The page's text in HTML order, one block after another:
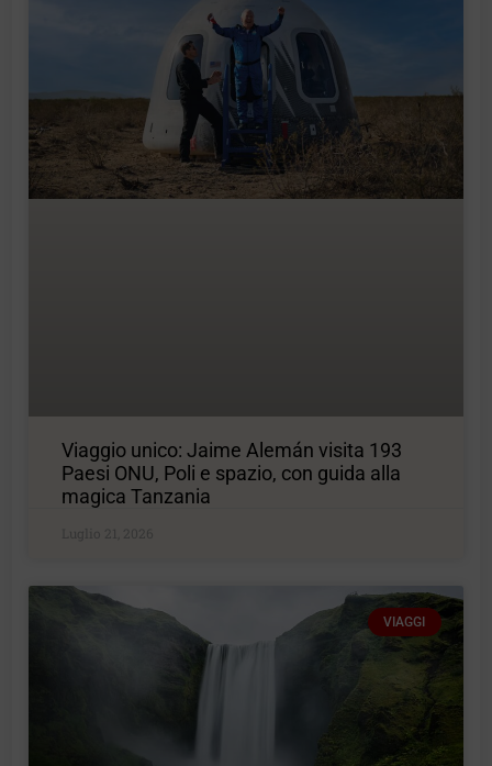
Viaggio unico: Jaime Alemán visita 193
Paesi ONU, Poli e spazio, con guida alla
magica Tanzania
Luglio 21, 2026
VIAGGI